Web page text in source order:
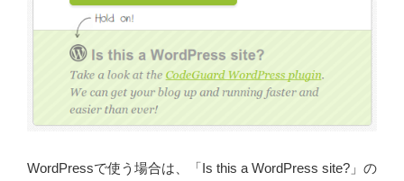
WordPressで使う場合は、「Is this a WordPress site?」の